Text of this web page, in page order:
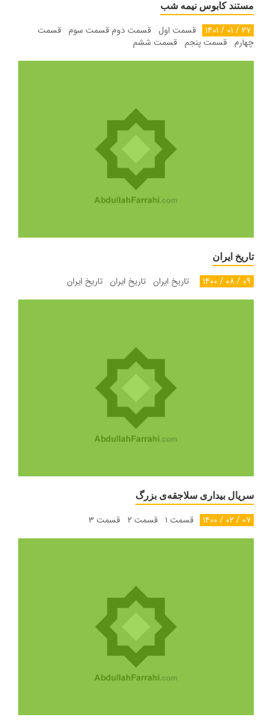
مستند کابوس نیمه شب
۲۷ / ۰۱ / ۱۴۰۱
قسمت اول قسمت دوم قسمت سوم قسمت
چهارم قسمت پنجم قسمت ششم
تاریخ ایران
۰۹ / ۰۸ / ۱۴۰۰ تاریخ ایران تاریخ ایران تاریخ ایران
سریال بیداری سلاجقه‌ی بزرگ
۰۷ / ۰۲ / ۱۴۰۰ قسمت ۱ قسمت ۲ قسمت ۳